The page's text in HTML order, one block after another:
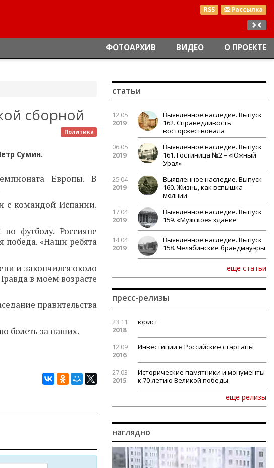
RSS Рассылка
ФОТОАРХИВ ВИДЕО О ПРОЕКТЕ
сборной
Политика
Сумин.
Европы. В
с командой Испании.
футболу. Россияне
победа. «Наши ребята
и закончился около
в моем возрасте
правительства
болеть за наших.
статьи
12.05
2019
Выявленное наследие. Выпуск
162. Справедливость
восторжествовала
06.05
2019
Выявленное наследие. Выпуск
161. Гостиница №2 – «Южный
Урал»
25.04
2019
Выявленное наследие. Выпуск
160. Жизнь, как вспышка
молнии
17.04
2019
Выявленное наследие. Выпуск
159. «Мужское» здание
14.04
2019
Выявленное наследие. Выпуск
158. Челябинские брандмауэры
еще статьи
пресс-релизы
23.11
2018
юрист
12.09
2016
Инвестиции в Российские стартапы
27.03
2015
Исторические памятники и монументы
к 70-летию Великой победы
еще релизы
наглядно